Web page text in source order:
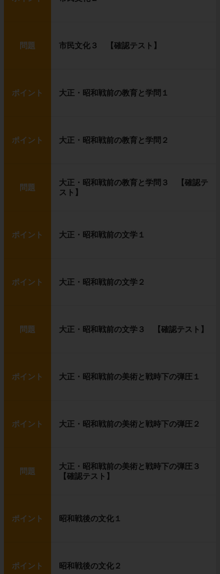
問題 市民文化３ 【確認テスト】
ポイント 大正・昭和戦前の教育と学問１
ポイント 大正・昭和戦前の教育と学問２
問題
大正・昭和戦前の教育と学問３ 【確認テ
スト】
ポイント 大正・昭和戦前の文学１
ポイント 大正・昭和戦前の文学２
問題 大正・昭和戦前の文学３ 【確認テスト】
ポイント 大正・昭和戦前の美術と戦時下の弾圧１
ポイント 大正・昭和戦前の美術と戦時下の弾圧２
問題
大正・昭和戦前の美術と戦時下の弾圧３
【確認テスト】
ポイント 昭和戦後の文化１
ポイント 昭和戦後の文化２